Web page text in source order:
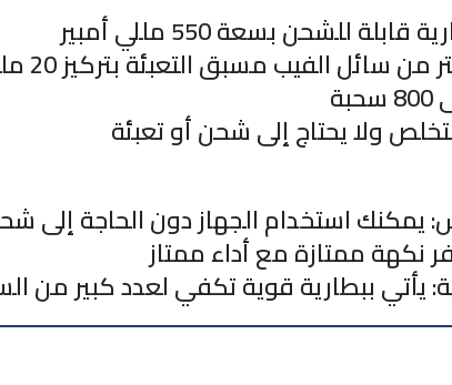
للشحن بسعة 550 مللي أمبير
ولا يحتاج إلى شحن أو تعبئة
يمكنك استخدام الجهاز دون الحاجة إلى
نكهة ممتازة مع أداء ممتاز
يأتي ببطارية قوية تكفي لعدد كبير من